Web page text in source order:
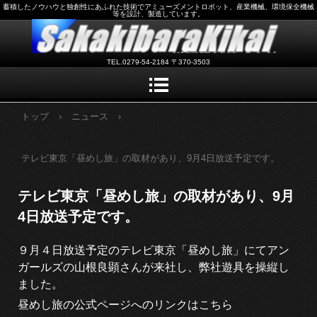
蓄積したノウハウと独創性にあふれた技術でアミューズメントロボット、産業機械、環境保全機械
等を設計、製造しています。
TEL.0279-54-2184 〒370-3503
トップ › ニュース ›
テレビ東京「昼めし旅」の取材があり、9月4日放送予定です。
テレビ東京「昼めし旅」の取材があり、9月
4日放送予定です。
９月４日放送予定のテレビ東京「昼めし旅」にてアン
ガールズの山根良顕さんが来社し、弊社遊具を操縦し
ました。
昼めし旅の公式ページへのリンクはこちら